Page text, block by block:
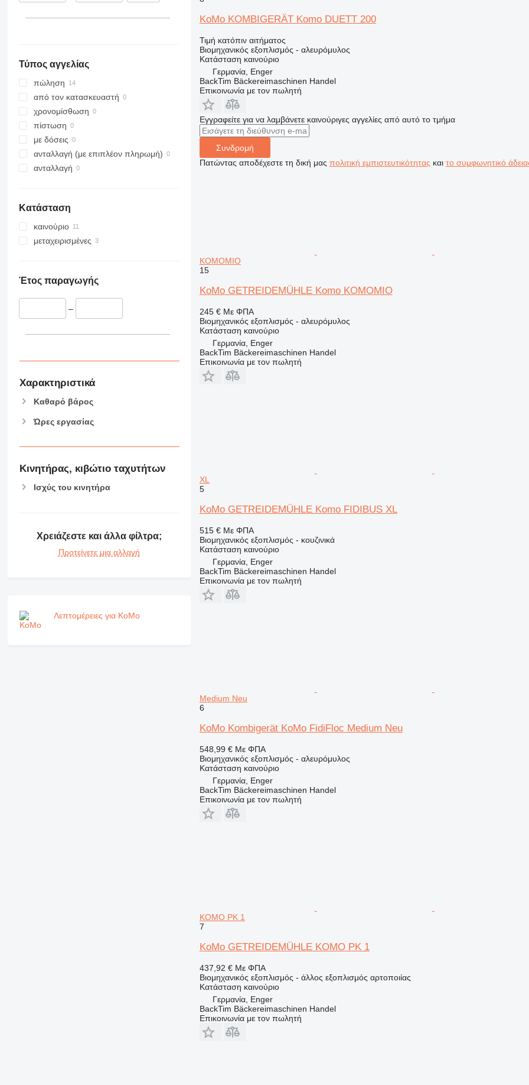
Τύπος αγγελίας
πώληση
από τον κατασκευαστή
χρονομίσθωση
πίστωση
με δόσεις
ανταλλαγή (με επιπλέον πληρωμή)
ανταλλαγή
Κατάσταση
καινούριο
μεταχειρισμένες
Έτος παραγωγής
–
Χαρακτηριστικά
Καθαρό βάρος
Ώρες εργασίας
Κινητήρας, κιβώτιο ταχυτήτων
Ισχύς του κινητήρα
Χρειάζεστε και άλλα φίλτρα;
Προτείνετε μια αλλαγή
Λεπτομέρειες για KoMo
KoMo KOMBIGERÄT Komo DUETT 200
Τιμή κατόπιν αιτήματος
Βιομηχανικός εξοπλισμός - αλευρόμυλος
Κατάσταση καινούριο
Γερμανία, Enger
BackTim Bäckereimaschinen Handel
Επικοινωνία με τον πωλητή
Εγγραφείτε για να λαμβάνετε καινούριγες αγγελίες από αυτό το τμήμα
Συνδρομή
Πατώντας αποδέχεστε τη δική μας πολιτική εμπιστευτικότητας και το συμφωνητικό
KOMOMIO
15
KoMo GETREIDEMÜHLE Komo KOMOMIO
245 € Με ΦΠΑ
Βιομηχανικός εξοπλισμός - αλευρόμυλος
Κατάσταση καινούριο
Γερμανία, Enger
BackTim Bäckereimaschinen Handel
Επικοινωνία με τον πωλητή
XL
5
KoMo GETREIDEMÜHLE Komo FIDIBUS XL
515 € Με ΦΠΑ
Βιομηχανικός εξοπλισμός - κουζινικά
Κατάσταση καινούριο
Γερμανία, Enger
BackTim Bäckereimaschinen Handel
Επικοινωνία με τον πωλητή
Medium Neu
6
KoMo Kombigerät KoMo FidiFloc Medium Neu
548,99 € Με ΦΠΑ
Βιομηχανικός εξοπλισμός - αλευρόμυλος
Κατάσταση καινούριο
Γερμανία, Enger
BackTim Bäckereimaschinen Handel
Επικοινωνία με τον πωλητή
KOMO PK 1
7
KoMo GETREIDEMÜHLE KOMO PK 1
437,92 € Με ΦΠΑ
Βιομηχανικός εξοπλισμός - άλλος εξοπλισμός αρτοποιίας
Κατάσταση καινούριο
Γερμανία, Enger
BackTim Bäckereimaschinen Handel
Επικοινωνία με τον πωλητή